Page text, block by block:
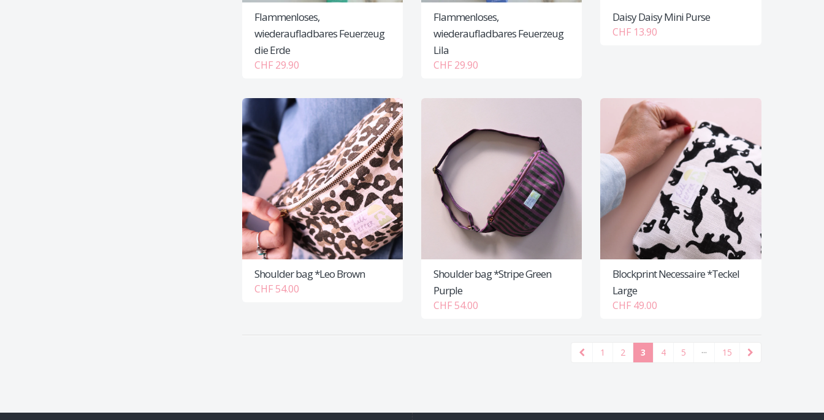
Flammenloses,
wiederaufladbares Feuerzeug
die Erde
CHF 29.90
Flammenloses,
wiederaufladbares Feuerzeug
Lila
CHF 29.90
Daisy Daisy Mini Purse
CHF 13.90
Shoulder bag *Leo Brown
CHF 54.00
Shoulder bag *Stripe Green
Purple
CHF 54.00
Blockprint Necessaire *Teckel
Large
CHF 49.00
1 2 3 4 5 ··· 15